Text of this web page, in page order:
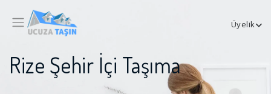
Üyelik
Rize Şehir İçi Taşıma